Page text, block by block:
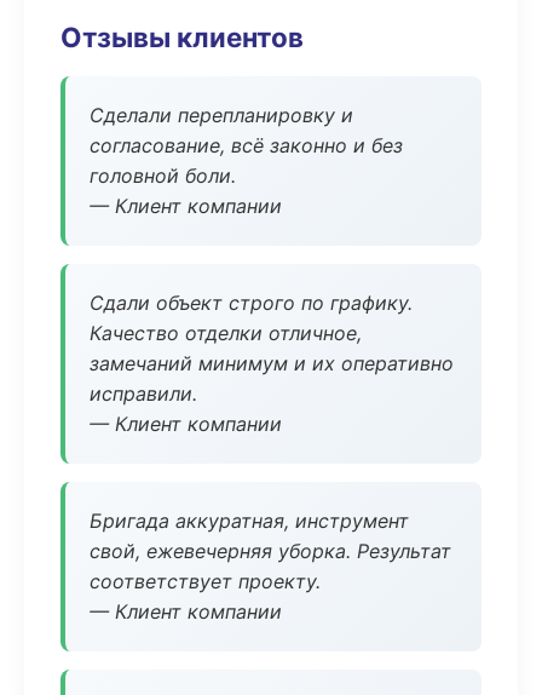
Отзывы клиентов
Сделали перепланировку и
согласование, всё законно и без
головной боли.
— Клиент компании
Сдали объект строго по графику.
Качество отделки отличное,
замечаний минимум и их оперативно
исправили.
— Клиент компании
Бригада аккуратная, инструмент
свой, ежевечерняя уборка. Результат
соответствует проекту.
— Клиент компании